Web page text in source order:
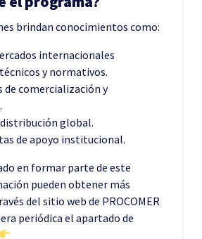
brindan conocimientos como:
internacionales
y normativos.
de comercialización y
global.
de apoyo institucional.
en formar parte de este
pueden obtener más
del sitio web de PROCOMER
periódica el apartado de